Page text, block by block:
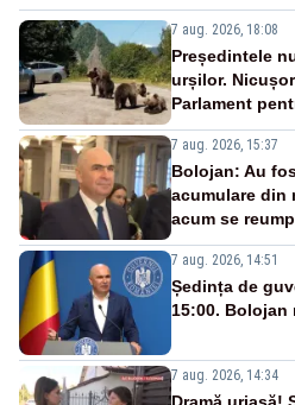
7 aug. 2026, 18:08
Președintele
urșilor.
Parlament
7 aug. 2026, 15:37
Bolojan: Au
acumulare din
acum se
7 aug. 2026, 14:51
Ședința de
15:00.
7 aug. 2026, 14:34